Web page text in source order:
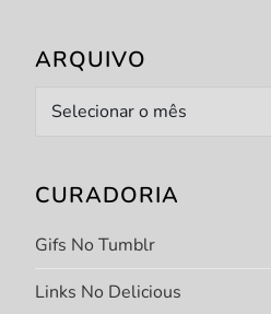
ARQUIVO
Arquivo
CURADORIA
Gifs No Tumblr
Links No Delicious